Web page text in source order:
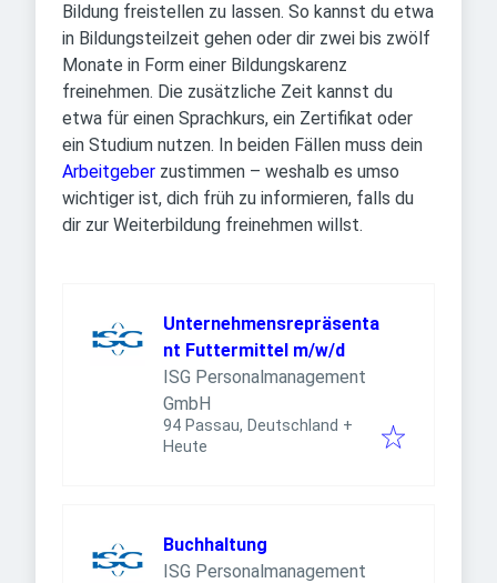
Bildung freistellen zu lassen. So kannst du etwa
in Bildungsteilzeit gehen oder dir zwei bis zwölf
Monate in Form einer Bildungskarenz
freinehmen. Die zusätzliche Zeit kannst du
etwa für einen Sprachkurs, ein Zertifikat oder
ein Studium nutzen. In beiden Fällen muss dein
Arbeitgeber zustimmen – weshalb es umso
wichtiger ist, dich früh zu informieren, falls du
dir zur Weiterbildung freinehmen willst.
Unternehmensrepräsenta
nt Futtermittel m/w/d
ISG Personalmanagement
GmbH
94 Passau, Deutschland +
Veröffentlicht
Heute
Buchhaltung
ISG Personalmanagement